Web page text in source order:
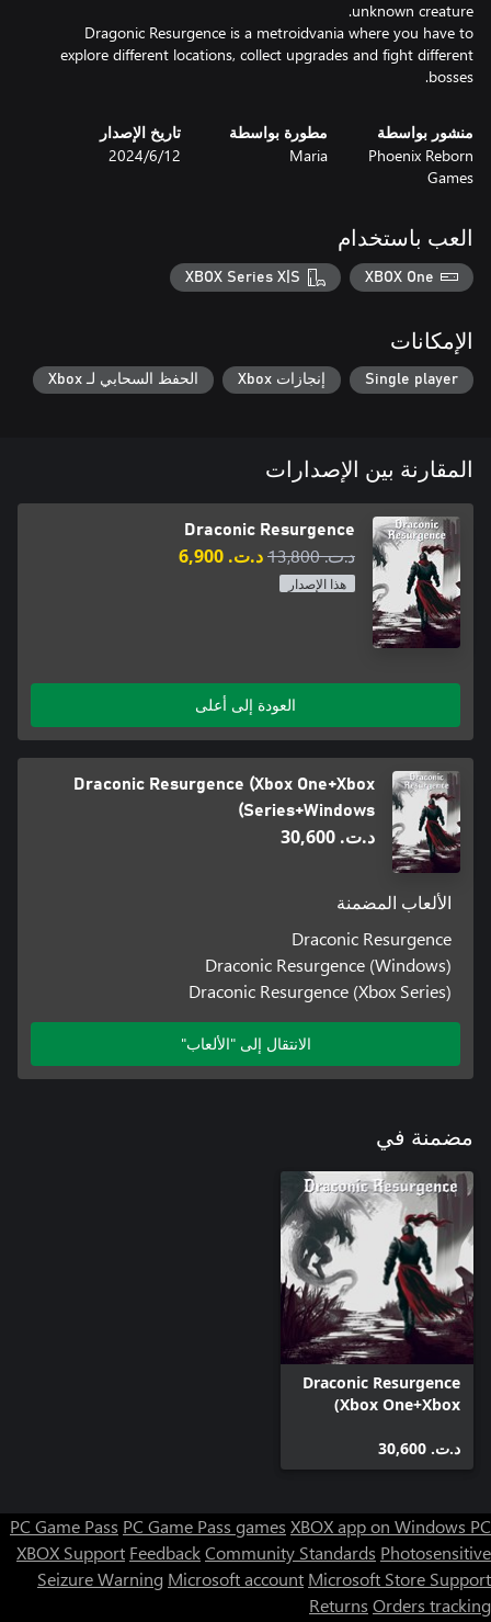
Dragonic Resurgence is a metroidvania where you have to
explore different locations, collect upgrades and fight different
bosses.
منشور بواسطة
Phoenix Reborn
Games
مطورة بواسطة
Maria
تاريخ الإصدار
12‏/6‏/2024
العب باستخدام
XBOX One
XBOX Series X|S
الإمكانات
Single player إنجازات Xbox الحفظ السحابي لـ Xbox
المقارنة بين الإصدارات
Draconic Resurgence
د.ت.‏ 13,800 د.ت.‏ 6,900
هذا الإصدار
العودة إلى أعلى
Draconic Resurgence (Xbox One+Xbox
Series+Windows)
د.ت.‏ 30,600
الألعاب المضمنة
Draconic Resurgence
Draconic Resurgence (Windows)
Draconic Resurgence (Xbox Series)
الانتقال إلى "الألعاب"
مضمنة في
Draconic Resurgence
(Xbox One+Xbox
د.ت.‏ 30,600
PC Game Pass PC Game Pass games XBOX app on Windows PC
XBOX Support FeedbackCommunity Standards Photosensitive
Seizure Warning Microsoft account Microsoft Store Support
Returns Orders tracking